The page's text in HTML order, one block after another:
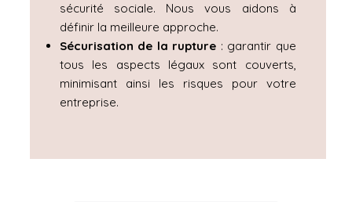
sécurité sociale. Nous vous aidons à
définir la meilleure approche.
Sécurisation de la rupture : garantir que
tous les aspects légaux sont couverts,
minimisant ainsi les risques pour votre
entreprise.